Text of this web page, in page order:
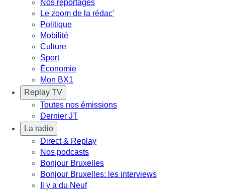
Nos reportages
Le zoom de la rédac'
Politique
Mobilité
Culture
Sport
Économie
Mon BX1
Replay TV
Toutes nos émissions
Dernier JT
La radio
Direct & Replay
Nos podcasts
Bonjour Bruxelles
Bonjour Bruxelles: les interviews
Il y a du Neuf